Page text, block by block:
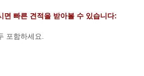
면 빠른 견적을 받아볼 수 있습니다:
포함하세요.